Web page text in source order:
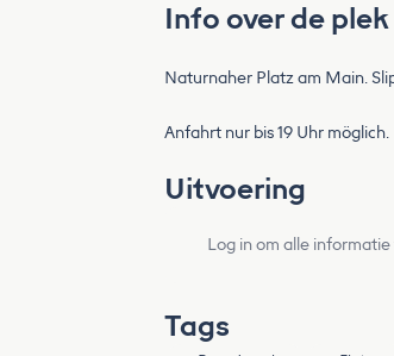
Info over de plek
Naturnaher Platz am Main.
Anfahrt nur bis 19 Uhr möglich.
Uitvoering
Log in om alle
Tags